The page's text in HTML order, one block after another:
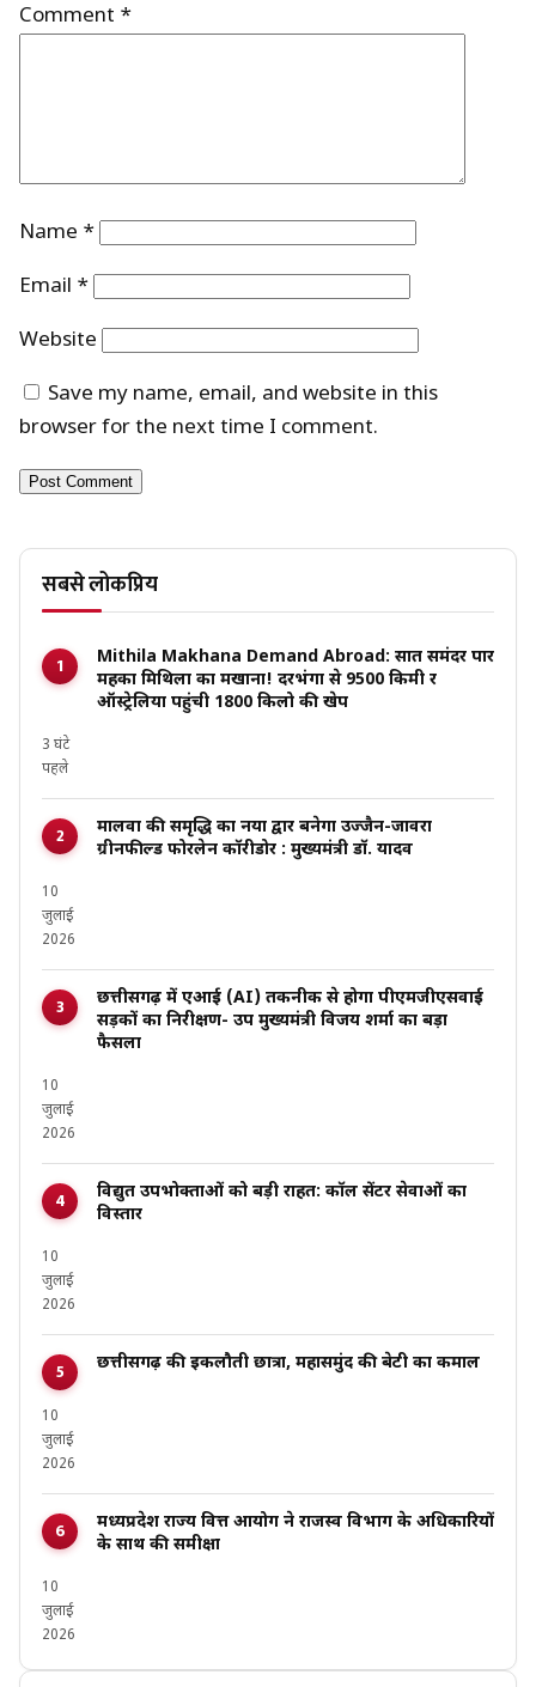
Comment *
Name *
Email *
Website
Save my name, email, and website in this
browser for the next time I comment.
सबसे लोकप्रिय
Mithila Makhana Demand Abroad: सात समंदर पार
महका मिथिला का मखाना! दरभंगा से 9500 किमी दूर
ऑस्ट्रेलिया पहुंची 1800 किलो की खेप
3 घंटे
पहले
मालवा की समृद्धि का नया द्वार बनेगा उज्जैन-जावरा
ग्रीनफील्ड फोरलेन कॉरीडोर : मुख्यमंत्री डॉ. यादव
10
जुलाई
2026
छत्तीसगढ़ में एआई (AI) तकनीक से होगा पीएमजीएसवाई
सड़कों का निरीक्षण- उप मुख्यमंत्री विजय शर्मा का बड़ा
फैसला
10
जुलाई
2026
विद्युत उपभोक्ताओं को बड़ी राहत: कॉल सेंटर सेवाओं का
विस्तार
10
जुलाई
2026
छत्तीसगढ़ की इकलौती छात्रा, महासमुंद की बेटी का कमाल
10
जुलाई
2026
मध्यप्रदेश राज्य वित्त आयोग ने राजस्व विभाग के अधिकारियों
के साथ की समीक्षा
10
जुलाई
2026